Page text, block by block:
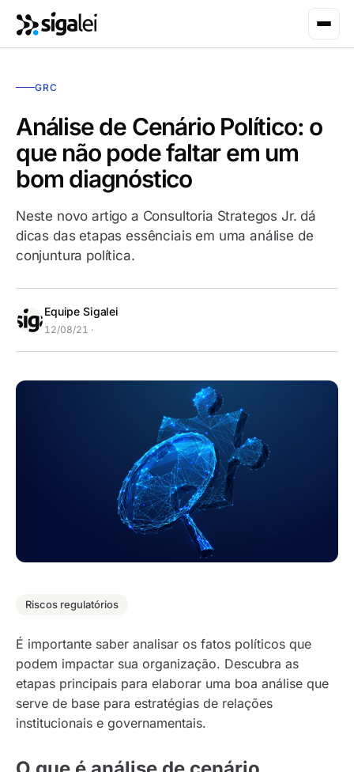
GRC
Análise de Cenário Político: o
que não pode faltar em um
bom diagnóstico
Neste novo artigo a Consultoria Strategos Jr. dá
dicas das etapas essênciais em uma análise de
conjuntura política.
Equipe Sigalei
12/08/21 ·
Riscos regulatórios
É importante saber analisar os fatos políticos que
podem impactar sua organização. Descubra as
etapas principais para elaborar uma boa análise que
serve de base para estratégias de relações
institucionais e governamentais.